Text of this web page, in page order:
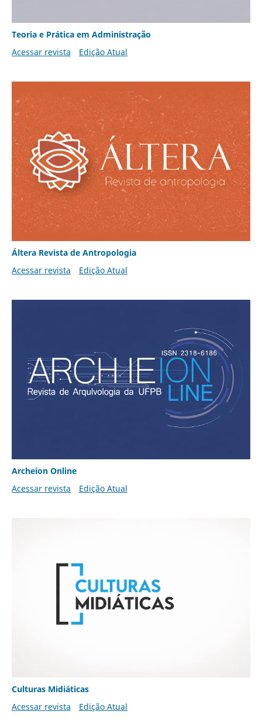
Teoria e Prática em Administração
Acessar revista
Edição Atual
Áltera Revista de Antropologia
Acessar revista
Edição Atual
Archeion Online
Acessar revista
Edição Atual
Culturas Midiáticas
Acessar revista
Edição Atual